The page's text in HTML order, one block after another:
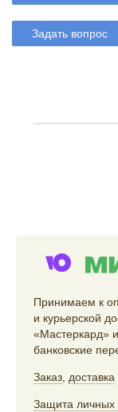
Задать вопрос
Принимаем к
и курьерской
«Мастеркард»
банковские
Заказ доставка
Защита личных